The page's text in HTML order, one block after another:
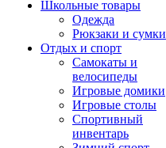
Школьные товары
Одежда
Рюкзаки и сумки
Отдых и спорт
Самокаты и
велосипеды
Игровые домики
Игровые столы
Спортивный
инвентарь